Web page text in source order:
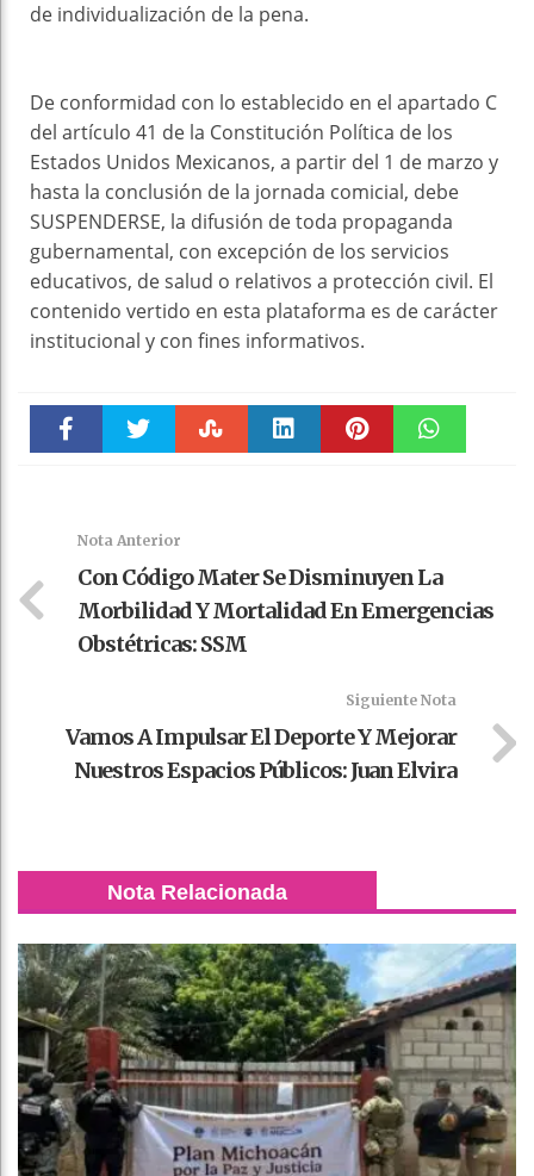
de individualización de la pena.
De conformidad con lo establecido en el apartado C
del artículo 41 de la Constitución Política de los
Estados Unidos Mexicanos, a partir del 1 de marzo y
hasta la conclusión de la jornada comicial, debe
SUSPENDERSE, la difusión de toda propaganda
gubernamental, con excepción de los servicios
educativos, de salud o relativos a protección civil. El
contenido vertido en esta plataforma es de carácter
institucional y con fines informativos.
Nota Anterior
Con Código Mater Se Disminuyen La
Morbilidad Y Mortalidad En Emergencias
Obstétricas: SSM
Siguiente Nota
Vamos A Impulsar El Deporte Y Mejorar
Nuestros Espacios Públicos: Juan Elvira
Nota Relacionada